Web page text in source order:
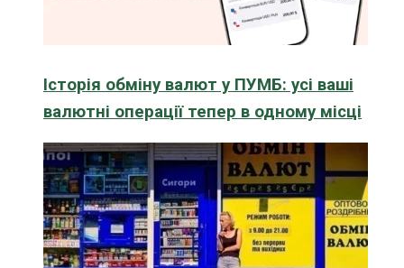
Історія обміну валют у ПУМБ: усі ваші
валютні операції тепер в одному місці